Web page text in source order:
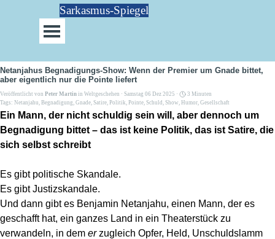
Direkt zum SeiteninhaltSarkasmus-Spiegel
Menü überspringen
Netanjahus Begnadigungs-Show: Wenn der Premier um Gnade bittet,
aber eigentlich nur die Pointe liefert
Veröffentlicht von Peter Martin in Weltgeschehen · Samstag 06 Dez 2025 ·
3 Minuten
Tags: Netanjahu, Begnadigung, Gnade, Satire, Politik, Pointe, Schuld , Show, Humor, Gesellschaft
Ein Mann, der nicht schuldig sein will, aber dennoch um
Begnadigung bittet – das ist keine Politik, das ist Satire, die
sich selbst schreibt
Es gibt politische Skandale.
Es gibt Justizskandale.
Und dann gibt es Benjamin Netanjahu, einen Mann, der es
geschafft hat, ein ganzes Land in ein Theaterstück zu
verwandeln, in dem erzugleich Opfer, Held, Unschuldslamm